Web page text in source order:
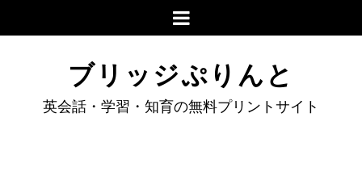
ブリッジぷりんと
英会話・学習・知育の無料プリントサイト